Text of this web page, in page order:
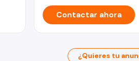
Contactar ahora
¿Quieres tu